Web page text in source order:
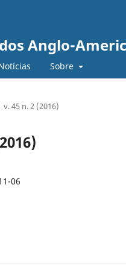
Anglo-
Sobre
v. 45 n. 2 (2016)
06